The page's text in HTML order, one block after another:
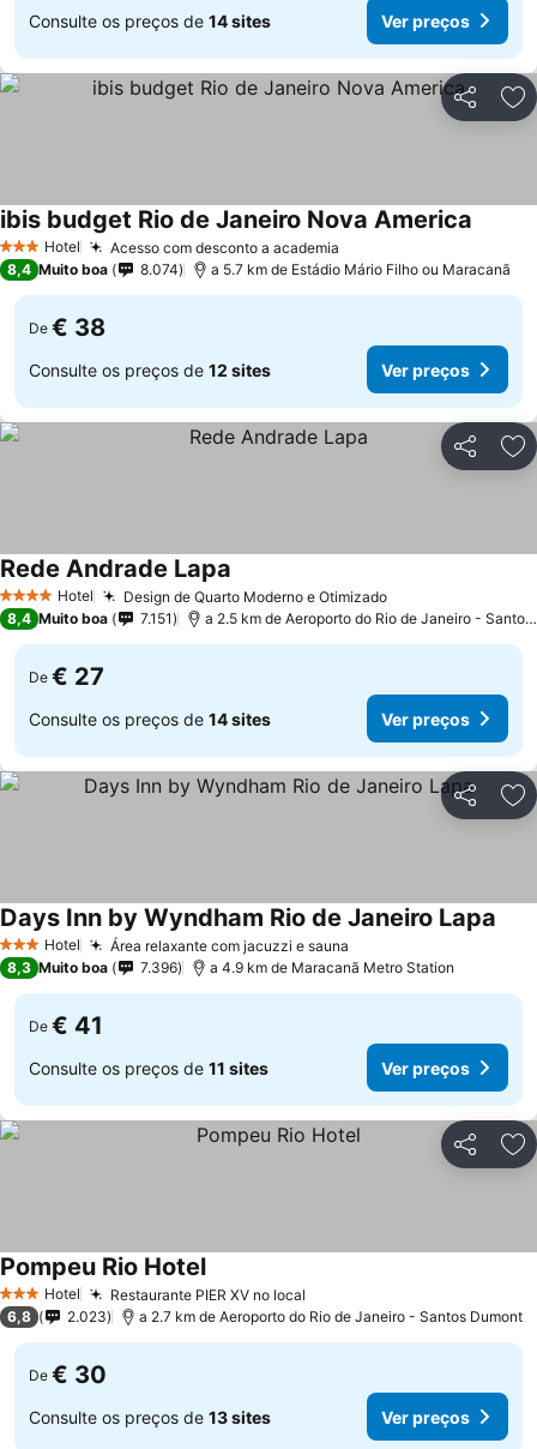
Consulte os preços de 14 sites Ver preços
Partilhar
3 EstrelasHotel Acesso com desconto a academia
ibis budget Rio de Janeiro Nova America
8,4 Muito boa 8.074 a 5.7 km de Estádio Mário Filho ou Maracanã
De € 38
Consulte os preços de 12 sites Ver preços
Partilhar
4 EstrelasHotel Design de Quarto Moderno e Otimizado
Rede Andrade Lapa
8,4 Muito boa 7.151 a 2.5 km de Aeroporto do Rio de Janeiro - Santos Dumont
De € 27
Consulte os preços de 14 sites Ver preços
Partilhar
3 EstrelasHotel Área relaxante com jacuzzi e sauna
Days Inn by Wyndham Rio de Janeiro Lapa
8,3 Muito boa 7.396 a 4.9 km de Maracanã Metro Station
De € 41
Consulte os preços de 11 sites Ver preços
Partilhar
3 EstrelasHotel Restaurante PIER XV no local
Pompeu Rio Hotel
6,8 2.023 a 2.7 km de Aeroporto do Rio de Janeiro - Santos Dumont
De € 30
Consulte os preços de 13 sites Ver preços